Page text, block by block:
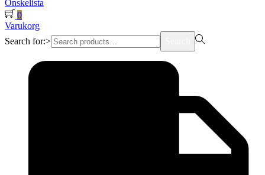
Önskelista
0
Varukorg
Search for:>